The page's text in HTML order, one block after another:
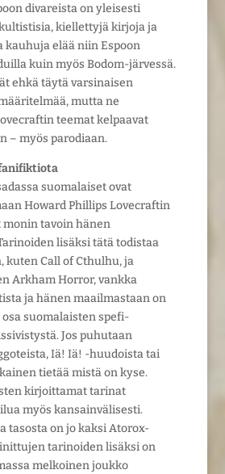
divareista on yleisesti
kiellettyjä kirjoja ja
kauhuja elää niin Espoon
kuin myös Bodom-järvessä.
ehkä täytä varsinaisen
mutta ne
teemat kelpaavat
– myös parodiaan.
suomalaiset ovat
Howard Phillips Lovecraftin
tavoin hänen
lisäksi tätä todistaa
kuten Call of Cthulhu, ja
Arkham Horror, vankka
ja hänen maailmastaan on
suomalaisten spefi-
Jos puhutaan
Iä! Iä! -huudoista tai
tietää mistä on kyse.
kirjoittamat tarinat
myös kansainvälisesti.
tasosta on jo kaksi Atorox-
tarinoiden lisäksi on
melkoinen joukko